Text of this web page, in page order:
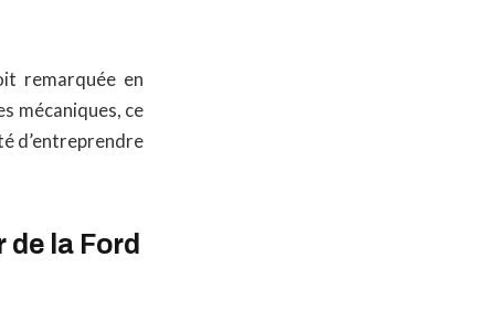
remarquée en
mécaniques, ce
d’entreprendre
la Ford